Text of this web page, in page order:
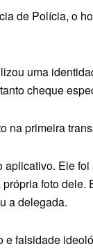
de Polícia, o
uma
cheque
na primeira
Ele
foto dele.
a delegada.
falsidade